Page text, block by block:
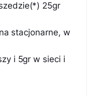
25gr
stacjonarne, w
i 5gr w sieci i